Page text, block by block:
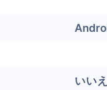
いいえ